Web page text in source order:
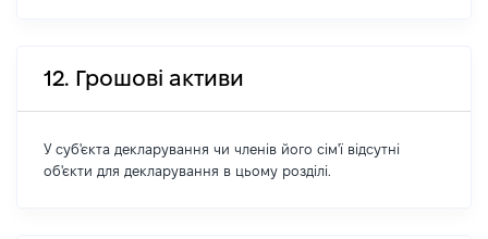
12. Грошові активи
У суб'єкта декларування чи членів його сім'ї відсутні
об'єкти для декларування в цьому розділі.